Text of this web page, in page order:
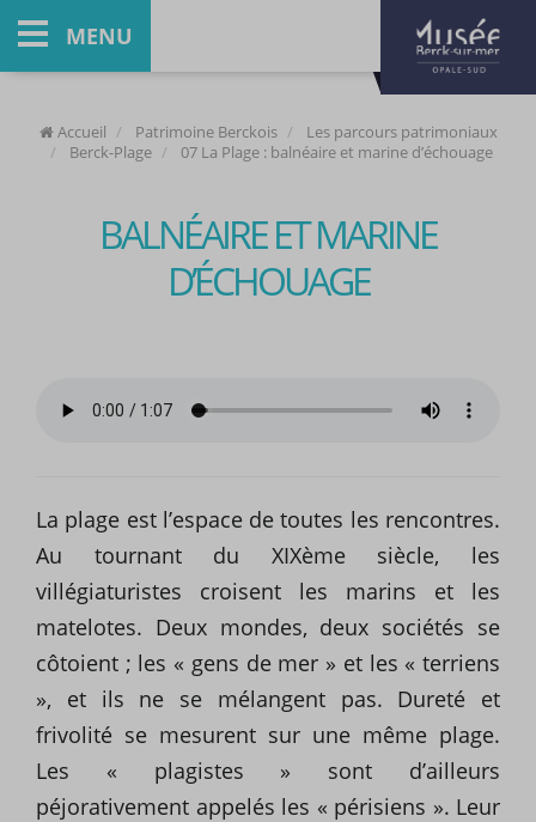
MENU
Accueil Patrimoine Berckois
Les parcours patrimoniaux
Berck-Plage
07 La Plage : balnéaire et marine d’échouage
BALNÉAIRE ET MARINE
D’ÉCHOUAGE
La plage est l’espace de toutes les rencontres.
Au tournant du XIXème siècle, les
villégiaturistes croisent les marins et les
matelotes. Deux mondes, deux sociétés se
côtoient ; les « gens de mer » et les « terriens
», et ils ne se mélangent pas. Dureté et
frivolité se mesurent sur une même plage.
Les « plagistes » sont d’ailleurs
péjorativement appelés les « périsiens ». Leur